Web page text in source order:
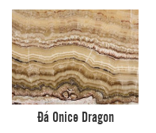
Đá Onice Dragon